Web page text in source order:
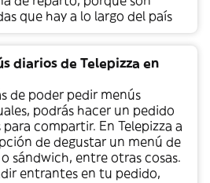
que hay a lo largo del país
diarios de Telepizza en
de poder pedir menús
podrás hacer un pedido
compartir. En Telepizza a
de degustar un menú de
sándwich, entre otras cosas.
entrantes en tu pedido,